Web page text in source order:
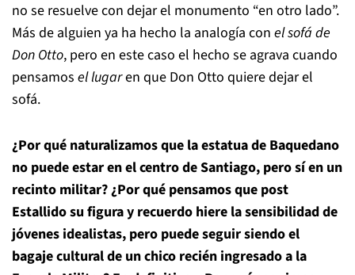
no se resuelve con dejar el monumento “en otro lado”.
Más de alguien ya ha hecho la analogía con el sofá de
Don Otto, pero en este caso el hecho se agrava cuando
pensamos el lugaren que Don Otto quiere dejar el
sofá.
¿Por qué naturalizamos que la estatua de Baquedano
no puede estar en el centro de Santiago, pero sí en un
recinto militar? ¿Por qué pensamos que post
Estallido su figura y recuerdo hiere la sensibilidad de
jóvenes idealistas, pero puede seguir siendo el
bagaje cultural de un chico recién ingresado a la